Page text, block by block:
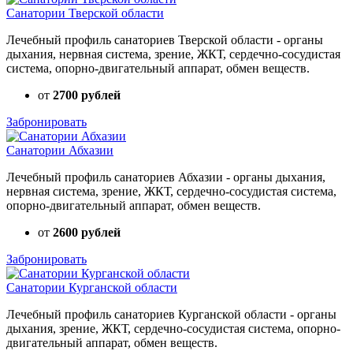
Санатории Тверской области
Лечебный профиль санаториев Тверской области - органы
дыхания, нервная система, зрение, ЖКТ, сердечно-сосудистая
система, опорно-двигательный аппарат, обмен веществ.
от 2700 рублей
Забронировать
Санатории Абхазии
Лечебный профиль санаториев Абхазии - органы дыхания,
нервная система, зрение, ЖКТ, сердечно-сосудистая система,
опорно-двигательный аппарат, обмен веществ.
от 2600 рублей
Забронировать
Санатории Курганской области
Лечебный профиль санаториев Курганской области - органы
дыхания, зрение, ЖКТ, сердечно-сосудистая система, опорно-
двигательный аппарат, обмен веществ.